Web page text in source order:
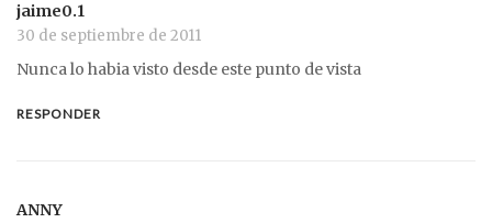
jaime0.1
30 de septiembre de 2011
Nunca lo habia visto desde este punto de vista
RESPONDER
ANNY